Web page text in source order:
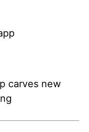
carves new